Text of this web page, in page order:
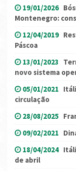
19/01/2026
Montenegro:
12/04/2019
Páscoa
13/01/2023
novo sistema
05/01/2021
circulação
28/08/2025
09/02/2021
18/04/2024
de abril